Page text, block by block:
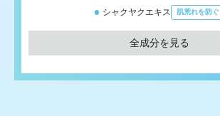
シャクヤクエキス 肌荒れを防ぐ
全成分を見る